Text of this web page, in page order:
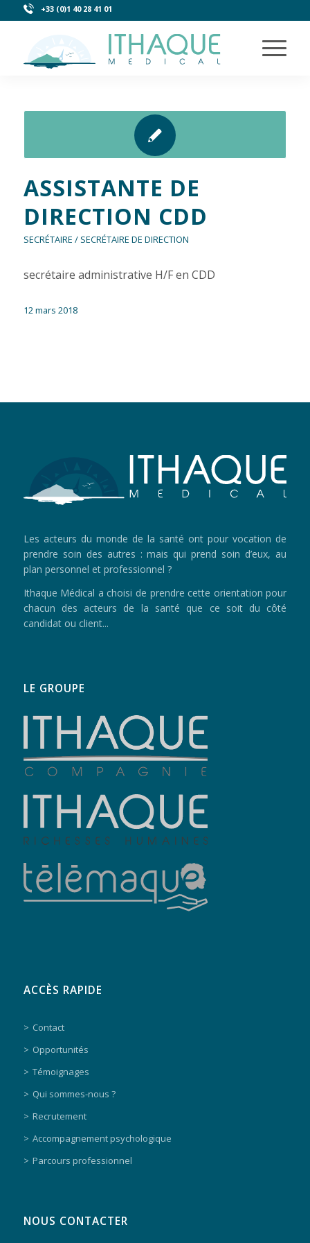
+33 (0)1 40 28 41 01
ASSISTANTE DE
DIRECTION CDD
SECRÉTAIRE / SECRÉTAIRE DE DIRECTION
secrétaire administrative H/F en CDD
12 mars 2018
Les acteurs du monde de la santé ont pour vocation de
prendre soin des autres : mais qui prend soin d’eux, au
plan personnel et professionnel ?
Ithaque Médical a choisi de prendre cette orientation pour
chacun des acteurs de la santé que ce soit du côté
candidat ou client...
LE GROUPE
ACCÈS RAPIDE
Contact
Opportunités
Témoignages
Qui sommes-nous ?
Recrutement
Accompagnement psychologique
Parcours professionnel
NOUS CONTACTER